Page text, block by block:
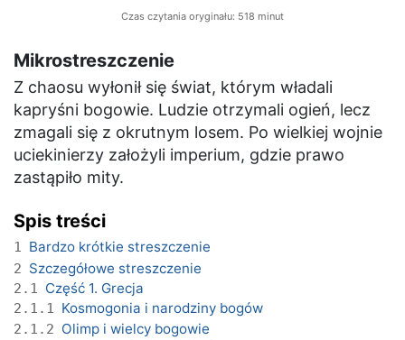
Czas czytania oryginału: 518 minut
Mikrostreszczenie
Z chaosu wyłonił się świat, którym władali
kapryśni bogowie. Ludzie otrzymali ogień, lecz
zmagali się z okrutnym losem. Po wielkiej wojnie
uciekinierzy założyli imperium, gdzie prawo
zastąpiło mity.
Spis treści
1 Bardzo krótkie streszczenie
2 Szczegółowe streszczenie
2.1 Część 1. Grecja
2.1.1 Kosmogonia i narodziny bogów
2.1.2 Olimp i wielcy bogowie